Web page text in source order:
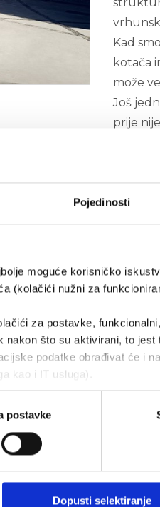
Pojedinosti
moguće korisničko
(kolačići nužni za
za postavke,
nakon što su aktivirani, to
podatke obrađivat će i
kao i IT usluga).
postavke
Dopusti selektiranje
Kad
kotača
može
Još
prije
moderni sustavi
servisne centre u
Upišite